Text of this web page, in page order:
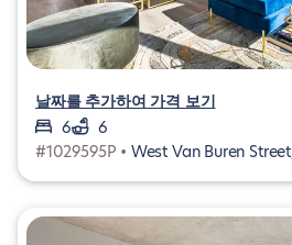
날짜를 추가하여 가격 보기
6
6
#1029595P • West Van Buren